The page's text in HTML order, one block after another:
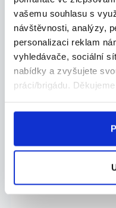
vašemu souhlasu s
návštěvnosti, analýzy,
personalizaci reklam
vyhledávače, sociální
nabídky a zvyšujete
práci/brigádu.
OSTRAHA
kamerový
hod.
Hledáme nového
bezpeč...